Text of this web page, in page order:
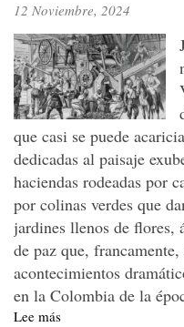
12 Noviembre, 2024
que casi se puede
dedicadas al paisaje
haciendas rodeadas por
por colinas verdes que
jardines llenos de flores,
de paz que,
acontecimientos
en la Colombia de la
Lee más